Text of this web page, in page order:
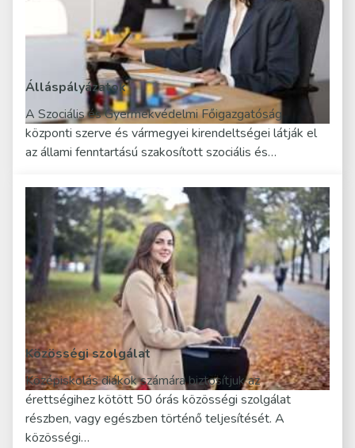
Álláspályázatok
A Szociális és Gyermekvédelmi Főigazgatóság
központi szerve és vármegyei kirendeltségei látják el
az állami fenntartású szakosított szociális és…
Közösségi szolgálat
Középiskolás diákok számára biztosítjuk az
érettségihez kötött 50 órás közösségi szolgálat
részben, vagy egészben történő teljesítését. A
közösségi…